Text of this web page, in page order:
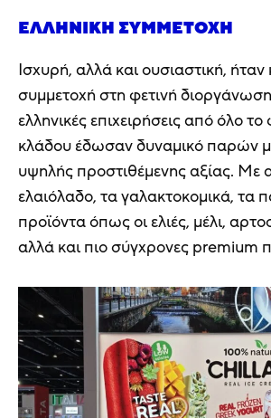
ΕΛΛΗΝΙΚΉ ΣΥΜΜΕΤΟΧΉ
Ισχυρή, αλλά και ουσιαστική, ήταν
συμμετοχή στη φετινή
ελληνικές επιχειρήσεις από όλο
κλάδου έδωσαν δυναμικό παρών
υψηλής προστιθέμενης αξίας. Με
ελαιόλαδο, τα γαλακτοκομικά, τα
προϊόντα όπως οι ελιές, μέλι,
αλλά και πιο σύγχρονες premium